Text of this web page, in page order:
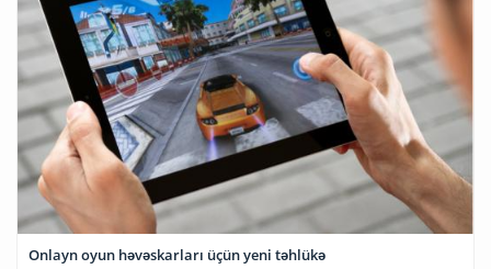
Onlayn oyun həvəskarları üçün yeni təhlükə